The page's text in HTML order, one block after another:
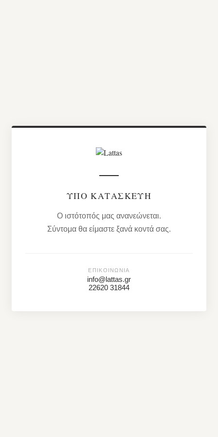
ΥΠΌ ΚΑΤΑΣΚΕΥΉ
Ο ιστότοπός μας ανανεώνεται.
Σύντομα θα είμαστε ξανά κοντά σας.
ΕΠΙΚΟΙΝΩΝΊΑ
info@lattas.gr
22620 31844